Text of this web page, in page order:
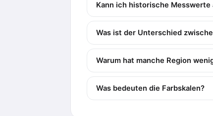
Kann ich historische Messwerte
Was ist der Unterschied
Warum hat manche Region
Was bedeuten die Farbskalen?